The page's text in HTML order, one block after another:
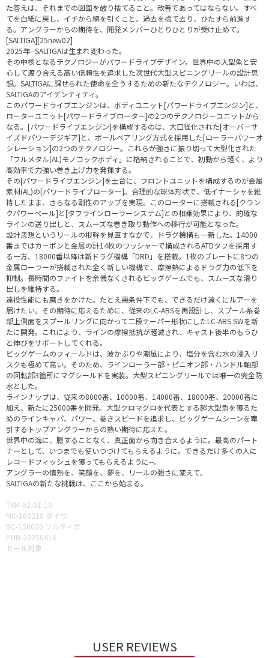
た答えは、それまでの図面を破り捨てること。改善であってはならない。すべ
てを白紙に戻し、イチから線を引くこと。過去を捨て去り、ひたすら前進す
る。アングラーからの期待を、開発メンバーひとりひとりが受け止めて。
[SALTIGA][25new02]
2025年--SALTIGAは生まれ変わった。
その中核となるテクノロジーがパワードライブデザイン。世界中の大型魚と安
心して渡り合える高い信頼性を追求した次世代大型スピニングリールの設計思
想。SALTIGAに課せられた使命を全うするための新たなテクノロジー。いわば、
SALTIGAのアイデンティティ。
このパワードライブエンジンは、ボディユニット[パワードライブエンジン]と、
ローターユニット[パワードライブローター]の2つのテクノロジーユニットから
なる。[パワードライブエンジン]を構成するのは、大口径化された[オーバーサ
イズドパワーデジギア]と、ボールベアリング方式を採用した[ローラーパワーオ
シレーション]の2つのテクノロジー。これらが強さに振り切って大型化された
「フルメタル(AL)モノコックボディ」に格納されることで、初動から軽く、より
高効率で力強い巻き上げ力を発揮する。
その[パワードライブエンジン]を土台に、フロントユニットを構成するのが金属
素材(AL)の[パワードライブローター]。合理的な球体形状で、低イナーシャを維
持したまま、さらなる剛性のアップを実現。このローターに搭載される[クラン
クパワーベール]と[タフラインローラーシステム]との相乗効果により、的確な
ラインの送り出しと、スムーズな巻き取り動作への移行が可能となった。
設計思想というリールの根幹を見直すなかで、ドラグ機構も一新した。14000
番まではカーボンと金属の計14枚のワッシャーで構成されるATDタフを採用す
る一方、18000番以降は新ドラグ機構「DRD」を搭載。1枚のプレートに8つの
金属ローラーが搭載された全く新しい機構で、摩擦熱によるドラグ力の低下を
抑制。長時間のファイトを余儀なくされるビッグゲームでも、スムーズな滑り
出しを維持する。
遠投性能にも磨きをかけた。たとえ悪条件下でも、できるだけ遠くにルアーを
届けたい。その期待に応えるために、従来のLC-ABSを再設計し、スプール糸巻
部上側面をスプールリングに向かって二段テーパー形状にしたLC-ABS SWを新
たに開発。これにより、ラインの摩擦抵抗が軽減され、キャスト後半のもうひ
と伸びをサポートしてくれる。
ビッグゲームのフィールドは、波かぶりや潮風により、塩分を含む水の浸入リ
スクも極めて高い。そのため、ラインローラー部・ピニオン部・ハンドル軸部
の回転部3箇所にマグシールドを実装。大型スピニングリールでは唯一の完全防
水とした。
ラインナップは、従来の8000番、10000番、14000番、18000番、20000番に
加え、新たに25000番を開発。大型クロマグロを代表とする超大型魚を獲るた
めのラインキャパ、パワー、巻きスピードを追求し、ビッグゲームシーンを牽
引するトップアングラーからの熱い期待に応えた。
世界中の海に、臆することなく、真正面から向き合えるように。最高のパート
ナーとして、いつまでも使いつづけてもらえるように。できるだけ多くの人に
レコードフィッシュを獲ってもらえるように--。
アングラーの情熱を、笑顔を、夢を、リールの強さに変えて。
SALTIGAの新たな挑戦は、ここから始まる。
TKM-02-01-10
MC-160210 ダイワ
BC-150020 ソルティガ
PUB-20250416
セール対象
USER REVIEWS